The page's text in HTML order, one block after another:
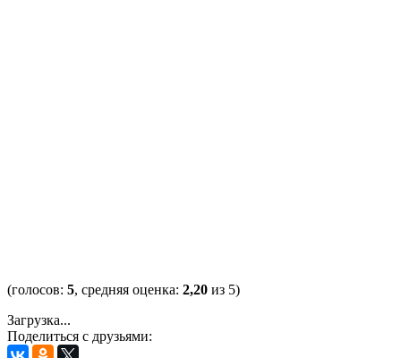
(голосов: 5, средняя оценка: 2,20 из 5)
Загрузка...
Поделиться с друзьями: